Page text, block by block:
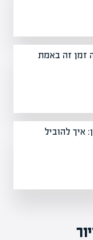
זמן זה באמת
איך להוביל